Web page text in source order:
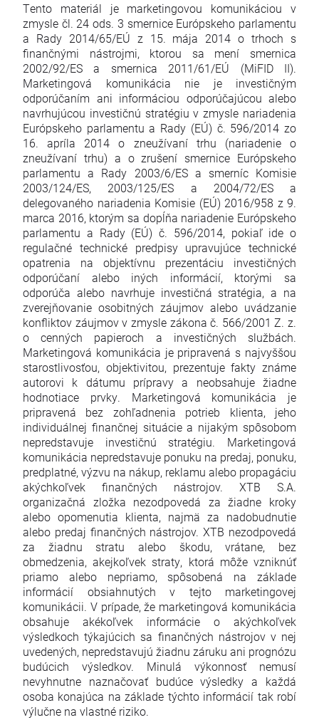
Tento materiál je marketingovou komunikáciou v
zmysle čl. 24 ods. 3 smernice Európskeho parlamentu
a Rady 2014/65/EÚ z 15. mája 2014 o trhoch s
finančnými nástrojmi, ktorou sa mení smernica
2002/92/ES a smernica 2011/61/EÚ (MiFID II).
Marketingová komunikácia nie je investičným
odporúčaním ani informáciou odporúčajúcou alebo
navrhujúcou investičnú stratégiu v zmysle nariadenia
Európskeho parlamentu a Rady (EÚ) č. 596/2014 zo
16. apríla 2014 o zneužívaní trhu (nariadenie o
zneužívaní trhu) a o zrušení smernice Európskeho
parlamentu a Rady 2003/6/ES a smerníc Komisie
2003/124/ES, 2003/125/ES a 2004/72/ES a
delegovaného nariadenia Komisie (EÚ) 2016/958 z 9.
marca 2016, ktorým sa dopĺňa nariadenie Európskeho
parlamentu a Rady (EÚ) č. 596/2014, pokiaľ ide o
regulačné technické predpisy upravujúce technické
opatrenia na objektívnu prezentáciu investičných
odporúčaní alebo iných informácií, ktorými sa
odporúča alebo navrhuje investičná stratégia, a na
zverejňovanie osobitných záujmov alebo uvádzanie
konfliktov záujmov v zmysle zákona č. 566/2001 Z. z.
o cenných papieroch a investičných službách.
Marketingová komunikácia je pripravená s najvyššou
starostlivosťou, objektivitou, prezentuje fakty známe
autorovi k dátumu prípravy a neobsahuje žiadne
hodnotiace prvky. Marketingová komunikácia je
pripravená bez zohľadnenia potrieb klienta, jeho
individuálnej finančnej situácie a nijakým spôsobom
nepredstavuje investičnú stratégiu. Marketingová
komunikácia nepredstavuje ponuku na predaj, ponuku,
predplatné, výzvu na nákup, reklamu alebo propagáciu
akýchkoľvek finančných nástrojov. XTB S.A.
organizačná zložka nezodpovedá za žiadne kroky
alebo opomenutia klienta, najmä za nadobudnutie
alebo predaj finančných nástrojov. XTB nezodpovedá
za žiadnu stratu alebo škodu, vrátane, bez
obmedzenia, akejkoľvek straty, ktorá môže vzniknúť
priamo alebo nepriamo, spôsobená na základe
informácií obsiahnutých v tejto marketingovej
komunikácii. V prípade, že marketingová komunikácia
obsahuje akékoľvek informácie o akýchkoľvek
výsledkoch týkajúcich sa finančných nástrojov v nej
uvedených, nepredstavujú žiadnu záruku ani prognózu
budúcich výsledkov. Minulá výkonnosť nemusí
nevyhnutne naznačovať budúce výsledky a každá
osoba konajúca na základe týchto informácií tak robí
výlučne na vlastné riziko.